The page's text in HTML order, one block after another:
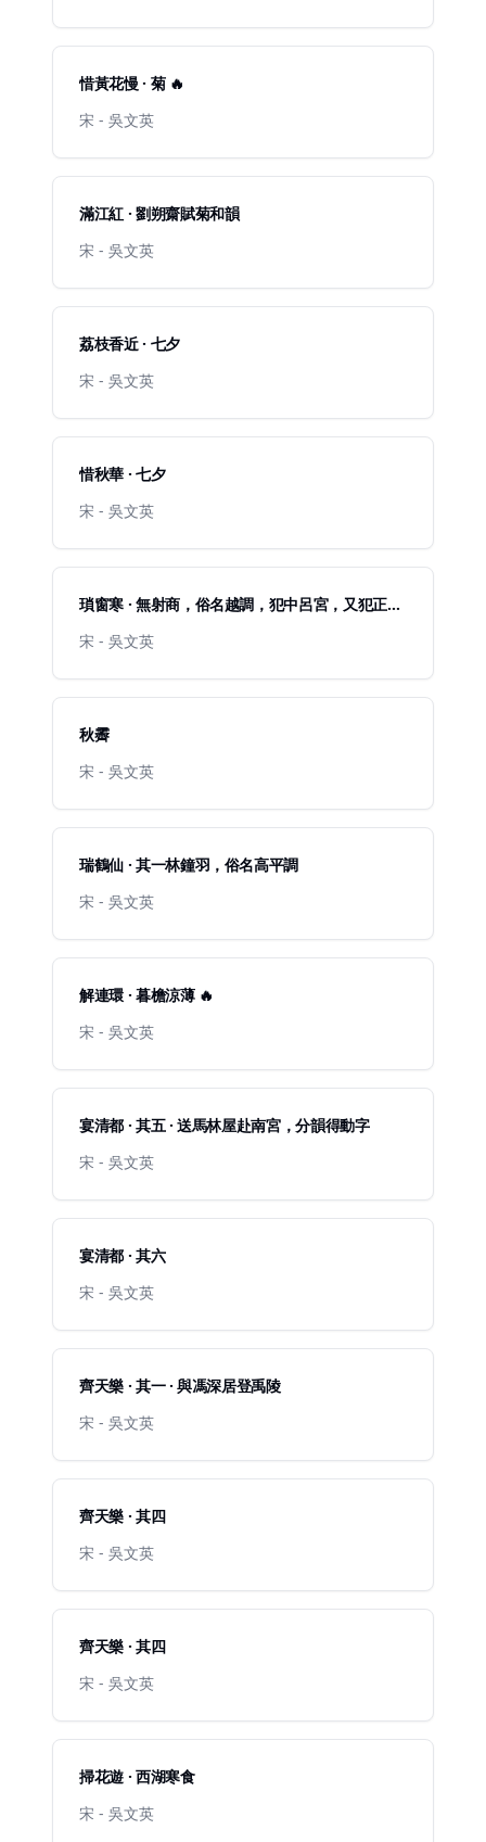
惜黃花慢 · 菊 🔥
宋 - 吳文英
滿江紅 · 劉朔齋賦菊和韻
宋 - 吳文英
荔枝香近 · 七夕
宋 - 吳文英
惜秋華 · 七夕
宋 - 吳文英
瑣窗寒 · 無射商，俗名越調，犯中呂宮，又犯正宮
宋 - 吳文英
秋霽
宋 - 吳文英
瑞鶴仙 · 其一林鐘羽，俗名高平調
宋 - 吳文英
解連環 · 暮檐涼薄 🔥
宋 - 吳文英
宴清都 · 其五 · 送馬林屋赴南宮，分韻得動字
宋 - 吳文英
宴清都 · 其六
宋 - 吳文英
齊天樂 · 其一 · 與馮深居登禹陵
宋 - 吳文英
齊天樂 · 其四
宋 - 吳文英
齊天樂 · 其四
宋 - 吳文英
掃花遊 · 西湖寒食
宋 - 吳文英